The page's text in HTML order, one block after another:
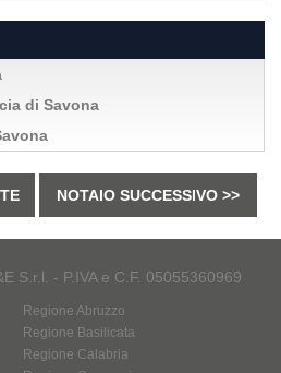
di Savona
NOTAIO SUCCESSIVO >>
S.r.l. - P.IVA e C.F. 05055360969
Regione Abruzzo
Regione Basilicata
Regione Calabria